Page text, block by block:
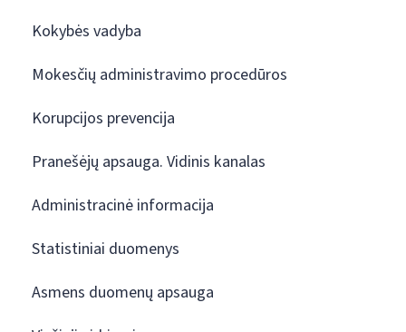
Kokybės vadyba
Mokesčių administravimo procedūros
Korupcijos prevencija
Pranešėjų apsauga. Vidinis kanalas
Administracinė informacija
Statistiniai duomenys
Asmens duomenų apsauga